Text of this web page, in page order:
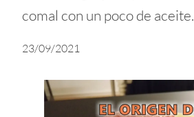
comal con un poco de aceite.
23/09/2021